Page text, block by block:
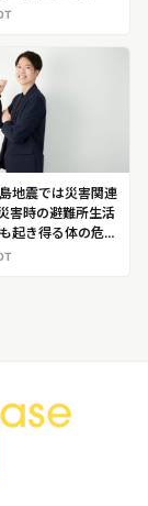
トを提案するスペ
ザー「満元 貴
地震では災害関連
害時の避難所生活
起き得る体の危険
療法士・安全な家